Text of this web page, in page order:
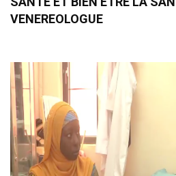
VENEREOLOGUE